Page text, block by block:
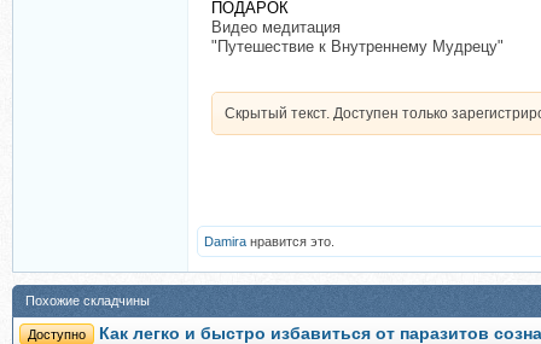
ПОДАРОК
Видео медитация
"Путешествие к Внутреннему Мудрецу"
Скрытый текст. Доступен только
Damira нравится это.
Похожие складчины
Доступно Как легко и быстро избавиться от паразитов